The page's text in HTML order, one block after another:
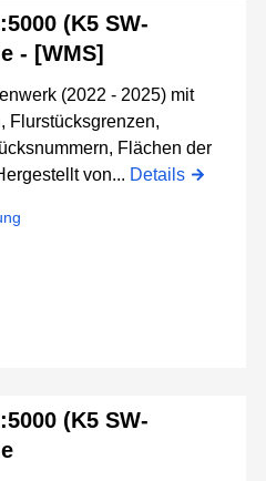
(K5 SW-
- [WMS]
(2022 - 2025) mit
Flurstücksgrenzen,
Flächen der
von... Details
(K5 SW-